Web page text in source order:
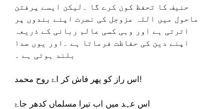
حنیف کا تحفظ کون کرے گا ۔لیکن ایسے پرفتن
ماحول میں اللہ عزوجل کی نصرت اپنے بندوں پر
اترتی ہے اور وہی کسی عالم ربانی کے ذریعہ
اپنے دین کی حفاظت فرماتا ہے ۔اور یوں صدا
بلند ہوتی ہے ۔
اس راز کو پھر فاش کر اۓ روح محمد!
اس عہد میں اب تیرا مسلماں کدھر جاۓ